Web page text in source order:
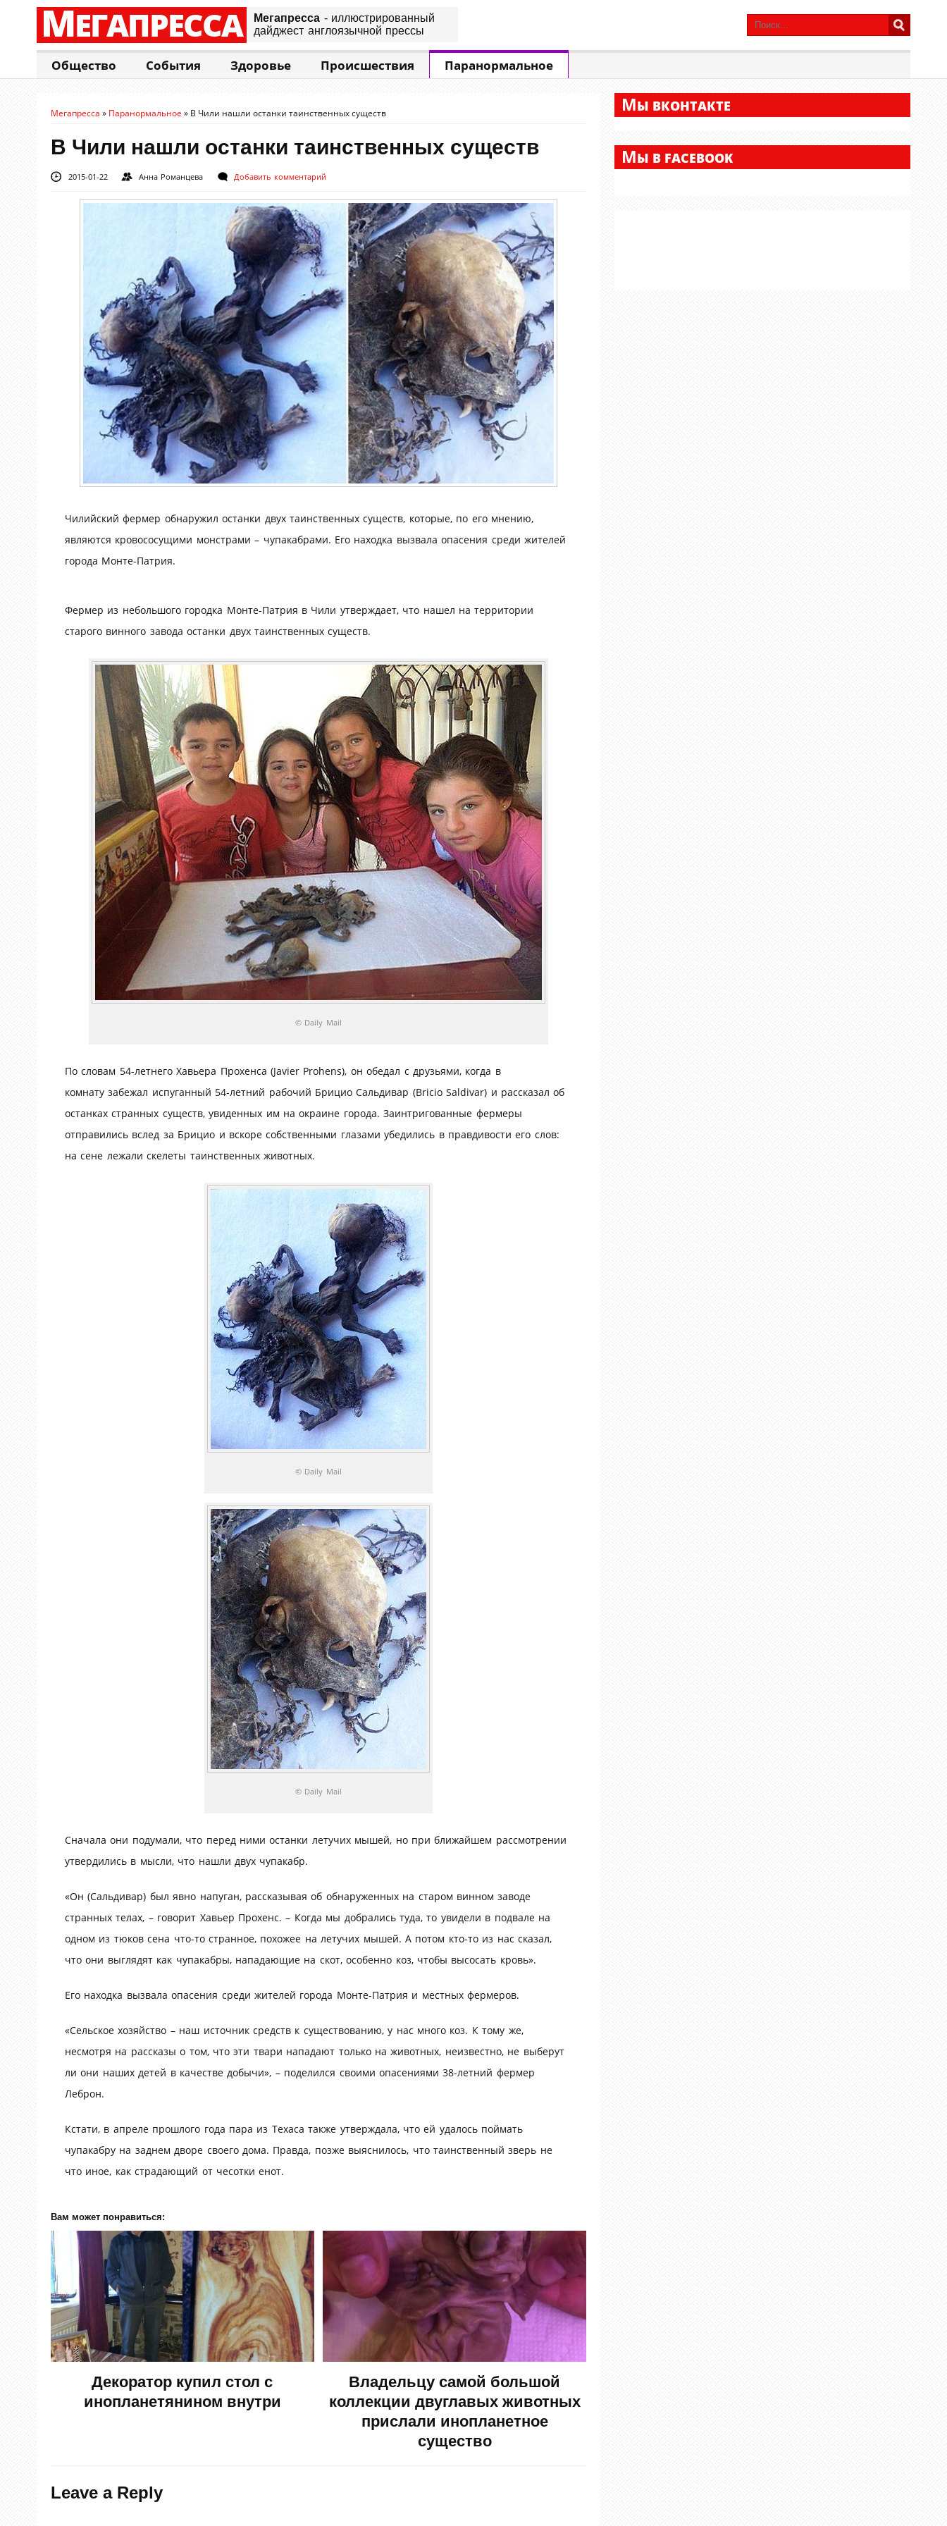
МЕГАПРЕССА Мегапресса - иллюстрированный
дайджест англоязычной прессы
Общество События Здоровье Происшествия Паранормальное
Мегапресса » Паранормальное » В Чили нашли останки таинственных существ
В Чили нашли останки таинственных существ
2015-01-22 Анна Романцева Добавить комментарий
Чилийский фермер обнаружил останки двух таинственных существ, которые, по его мнению,
являются кровососущими монстрами – чупакабрами. Его находка вызвала опасения среди жителей
города Монте-Патрия.
Фермер из небольшого городка Монте-Патрия в Чили утверждает, что нашел на территории
старого винного завода останки двух таинственных существ.
© Daily Mail
По словам 54-летнего Хавьера Прохенса (Javier Prohens), он обедал с друзьями, когда в
комнату забежал испуганный 54-летний рабочий Брицио Сальдивар (Bricio Saldivar) и рассказал об
останках странных существ, увиденных им на окраине города. Заинтригованные фермеры
отправились вслед за Брицио и вскоре собственными глазами убедились в правдивости его слов:
на сене лежали скелеты таинственных животных.
© Daily Mail
© Daily Mail
Сначала они подумали, что перед ними останки летучих мышей, но при ближайшем рассмотрении
утвердились в мысли, что нашли двух чупакабр.
«Он (Сальдивар) был явно напуган, рассказывая об обнаруженных на старом винном заводе
странных телах, – говорит Хавьер Прохенс. – Когда мы добрались туда, то увидели в подвале на
одном из тюков сена что-то странное, похожее на летучих мышей. А потом кто-то из нас сказал,
что они выглядят как чупакабры, нападающие на скот, особенно коз, чтобы высосать кровь».
Его находка вызвала опасения среди жителей города Монте-Патрия и местных фермеров.
«Сельское хозяйство – наш источник средств к существованию, у нас много коз. К тому же,
несмотря на рассказы о том, что эти твари нападают только на животных, неизвестно, не выберут
ли они наших детей в качестве добычи», – поделился своими опасениями 38-летний фермер
Леброн.
Кстати, в апреле прошлого года пара из Техаса также утверждала, что ей удалось поймать
чупакабру на заднем дворе своего дома. Правда, позже выяснилось, что таинственный зверь не
что иное, как страдающий от чесотки енот.
Вам может понравиться:
Декоратор купил стол с
инопланетянином внутри
Владельцу самой большой
коллекции двуглавых животных
прислали инопланетное
существо
Leave a Reply
МЫ ВКОНТАКТЕ
МЫ В FACEBOOK